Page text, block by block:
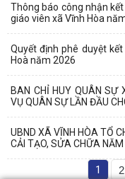
Thông báo công nhận
giáo viên xã Vĩnh Hòa
Quyết định phê duyệt
Hoà năm 2026
BAN CHỈ HUY QUÂN SỰ
VỤ QUÂN SỰ LẦN ĐẦU
UBND XÃ VĨNH HÒA TỔ
CẢI TẠO, SỬA CHỮA
1 2